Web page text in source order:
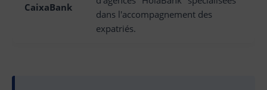
CaixaBank
dans l'accompagnement des
expatriés.